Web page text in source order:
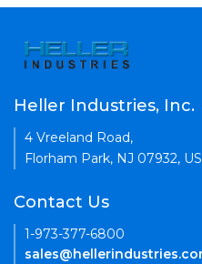
Heller Industries, Inc.
4 Vreeland Road,
Florham Park, NJ 07932,
Contact Us
1-973-377-6800